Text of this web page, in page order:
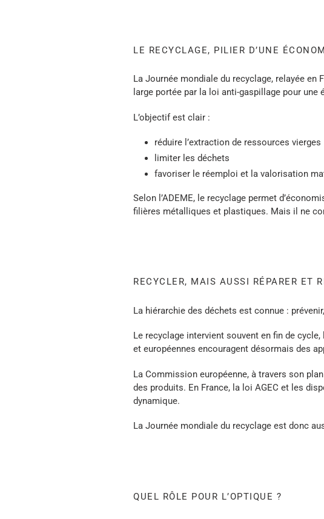
LE RECYCLAGE, PILIER D’UNE
La Journée mondiale du recyclage, relayée en
large portée par la loi anti-gaspillage pour une
L’objectif est clair :
réduire l’extraction de ressources vierges
limiter les déchets
favoriser le réemploi et la valorisation
Selon l’ADEME, le recyclage permet
filières métalliques et plastiques. Mais il ne
RECYCLER, MAIS AUSSI RÉPARER ET
La hiérarchie des déchets est connue :
Le recyclage intervient souvent en fin de
et européennes encouragent désormais des
La Commission européenne, à travers son
des produits. En France, la loi AGEC et les
dynamique.
La Journée mondiale du recyclage est donc
QUEL RÔLE POUR L’OPTIQUE ?